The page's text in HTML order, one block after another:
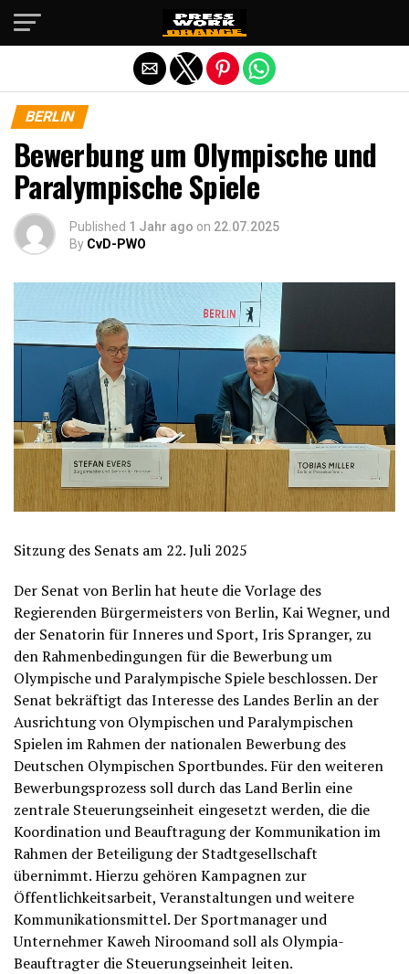
BERLIN
Bewerbung um Olympische und
Paralympische Spiele
Published 1 Jahr ago on 22.07.2025
By CvD-PWO
Sitzung des Senats am 22. Juli 2025
Der Senat von Berlin hat heute die Vorlage des
Regierenden Bürgermeisters von Berlin, Kai Wegner, und
der Senatorin für Inneres und Sport, Iris Spranger, zu
den Rahmenbedingungen für die Bewerbung um
Olympische und Paralympische Spiele beschlossen. Der
Senat bekräftigt das Interesse des Landes Berlin an der
Ausrichtung von Olympischen und Paralympischen
Spielen im Rahmen der nationalen Bewerbung des
Deutschen Olympischen Sportbundes. Für den weiteren
Bewerbungsprozess soll durch das Land Berlin eine
zentrale Steuerungseinheit eingesetzt werden, die die
Koordination und Beauftragung der Kommunikation im
Rahmen der Beteiligung der Stadtgesellschaft
übernimmt. Hierzu gehören Kampagnen zur
Öffentlichkeitsarbeit, Veranstaltungen und weitere
Kommunikationsmittel. Der Sportmanager und
Unternehmer Kaweh Niroomand soll als Olympia-
Beauftragter die Steuerungseinheit leiten.
Die mobile Version verlassen